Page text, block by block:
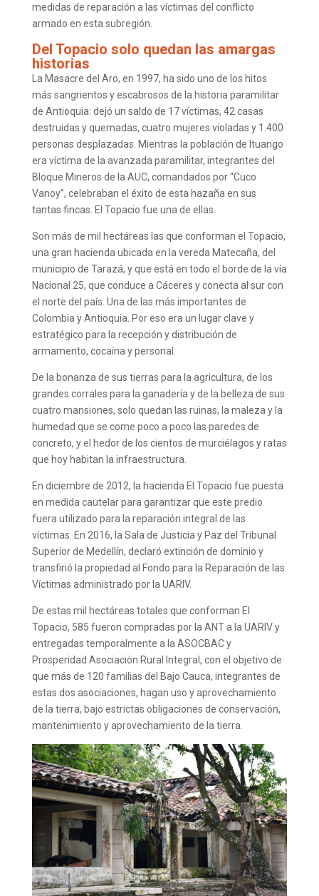
medidas de reparación a las víctimas del conflicto
armado en esta subregión.
Del Topacio solo quedan las amargas
historias
La Masacre del Aro, en 1997, ha sido uno de los hitos
más sangrientos y escabrosos de la historia paramilitar
de Antioquia: dejó un saldo de 17 víctimas, 42 casas
destruidas y quemadas, cuatro mujeres violadas y 1.400
personas desplazadas. Mientras la población de Ituango
era víctima de la avanzada paramilitar, integrantes del
Bloque Mineros de la AUC, comandados por “Cuco
Vanoy”, celebraban el éxito de esta hazaña en sus
tantas fincas. El Topacio fue una de ellas.
Son más de mil hectáreas las que conforman el Topacio,
una gran hacienda ubicada en la vereda Matecaña, del
municipio de Tarazá, y que está en todo el borde de la vía
Nacional 25, que conduce a Cáceres y conecta al sur con
el norte del país. Una de las más importantes de
Colombia y Antioquia. Por eso era un lugar clave y
estratégico para la recepción y distribución de
armamento, cocaína y personal.
De la bonanza de sus tierras para la agricultura, de los
grandes corrales para la ganadería y de la belleza de sus
cuatro mansiones, solo quedan las ruinas, la maleza y la
humedad que se come poco a poco las paredes de
concreto, y el hedor de los cientos de murciélagos y ratas
que hoy habitan la infraestructura.
En diciembre de 2012, la hacienda El Topacio fue puesta
en medida cautelar para garantizar que este predio
fuera utilizado para la reparación integral de las
víctimas. En 2016, la Sala de Justicia y Paz del Tribunal
Superior de Medellín, declaró extinción de dominio y
transfirió la propiedad al Fondo para la Reparación de las
Víctimas administrado por la UARIV.
De estas mil hectáreas totales que conforman El
Topacio, 585 fueron compradas por la ANT a la UARIV y
entregadas temporalmente a la ASOCBAC y
Prosperidad Asociación Rural Integral, con el objetivo de
que más de 120 familias del Bajo Cauca, integrantes de
estas dos asociaciones, hagan uso y aprovechamiento
de la tierra, bajo estrictas obligaciones de conservación,
mantenimiento y aprovechamiento de la tierra.